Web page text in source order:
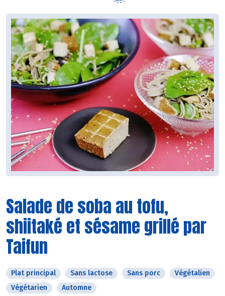
Salade de soba au tofu,
shiitaké et sésame grillé par
Taifun
Plat principal Sans lactose Sans porc
Végétalien
Végétarien
Automne